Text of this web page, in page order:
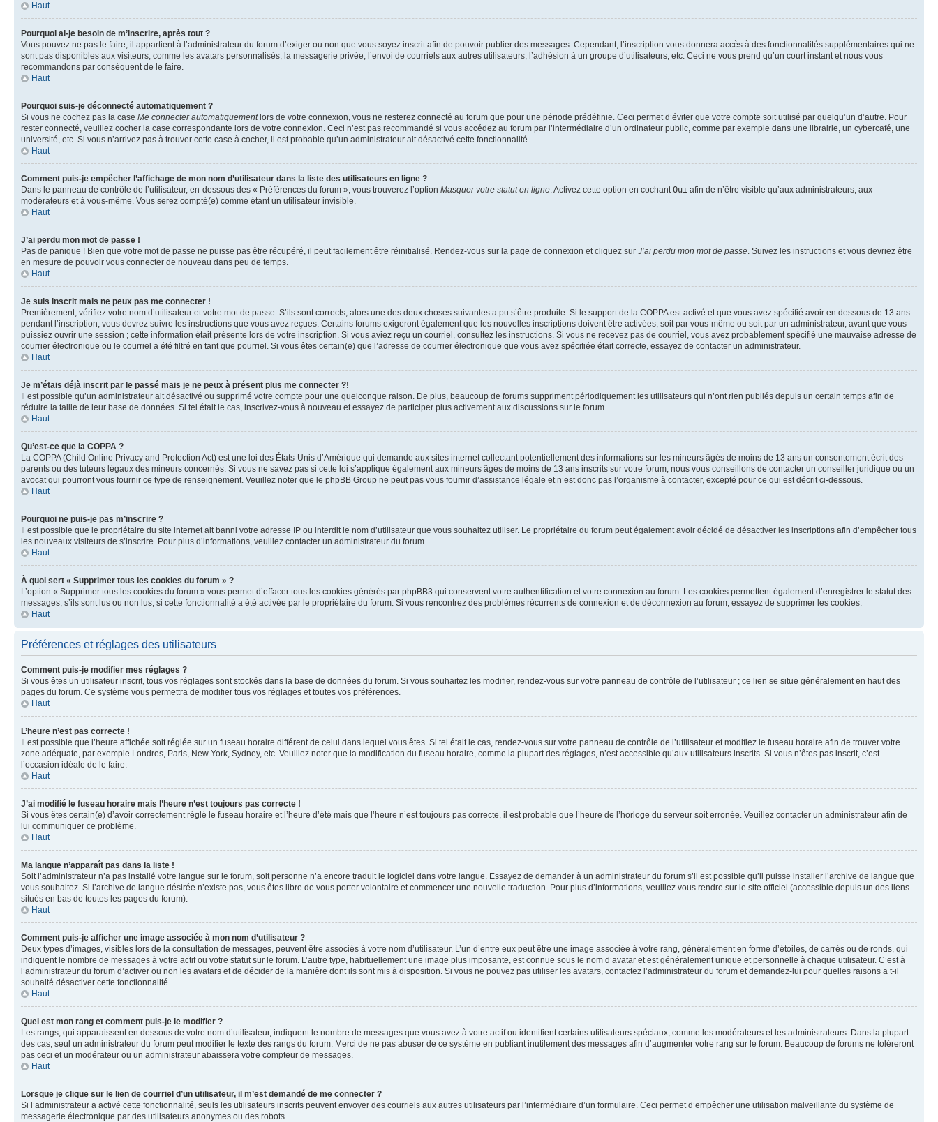
Haut
Pourquoi ai-je besoin de m’inscrire, après tout ?
Vous pouvez ne pas le faire, il appartient à l’administrateur du forum d’exiger ou non que vous soyez inscrit afin de pouvoir publier des messages. Cependant, l’inscription vous donnera accès à des fonctionnalités supplémentaires qui ne
sont pas disponibles aux visiteurs, comme les avatars personnalisés, la messagerie privée, l’envoi de courriels aux autres utilisateurs, l’adhésion à un groupe d’utilisateurs, etc. Ceci ne vous prend qu’un court instant et nous vous
recommandons par conséquent de le faire.
Haut
Pourquoi suis-je déconnecté automatiquement ?
Si vous ne cochez pas la case Me connecter automatiquementlors de votre connexion, vous ne resterez connecté au forum que pour une période prédéfinie. Ceci permet d’éviter que votre compte soit utilisé par quelqu’un d’autre. Pour
rester connecté, veuillez cocher la case correspondante lors de votre connexion. Ceci n’est pas recommandé si vous accédez au forum par l’intermédiaire d’un ordinateur public, comme par exemple dans une librairie, un cybercafé, une
université, etc. Si vous n’arrivez pas à trouver cette case à cocher, il est probable qu’un administrateur ait désactivé cette fonctionnalité.
Haut
Comment puis-je empêcher l’affichage de mon nom d’utilisateur dans la liste des utilisateurs en ligne ?
Dans le panneau de contrôle de l’utilisateur, en-dessous des « Préférences du forum », vous trouverez l’option Masquer votre statut en ligne. Activez cette option en cochantOui afin de n’être visible qu’aux administrateurs, aux
modérateurs et à vous-même. Vous serez compté(e) comme étant un utilisateur invisible.
Haut
J’ai perdu mon mot de passe !
Pas de panique ! Bien que votre mot de passe ne puisse pas être récupéré, il peut facilement être réinitialisé. Rendez-vous sur la page de connexion et cliquez sur J’ai perdu mon mot de passe. Suivez les instructions et vous devriez être
en mesure de pouvoir vous connecter de nouveau dans peu de temps.
Haut
Je suis inscrit mais ne peux pas me connecter !
Premièrement, vérifiez votre nom d’utilisateur et votre mot de passe. S’ils sont corrects, alors une des deux choses suivantes a pu s’être produite. Si le support de la COPPA est activé et que vous avez spécifié avoir en dessous de 13 ans
pendant l’inscription, vous devrez suivre les instructions que vous avez reçues. Certains forums exigeront également que les nouvelles inscriptions doivent être activées, soit par vous-même ou soit par un administrateur, avant que vous
puissiez ouvrir une session ; cette information était présente lors de votre inscription. Si vous aviez reçu un courriel, consultez les instructions. Si vous ne recevez pas de courriel, vous avez probablement spécifié une mauvaise adresse de
courrier électronique ou le courriel a été filtré en tant que pourriel. Si vous êtes certain(e) que l’adresse de courrier électronique que vous avez spécifiée était correcte, essayez de contacter un administrateur.
Haut
Je m’étais déjà inscrit par le passé mais je ne peux à présent plus me connecter ?!
Il est possible qu’un administrateur ait désactivé ou supprimé votre compte pour une quelconque raison. De plus, beaucoup de forums suppriment périodiquement les utilisateurs qui n’ont rien publiés depuis un certain temps afin de
réduire la taille de leur base de données. Si tel était le cas, inscrivez-vous à nouveau et essayez de participer plus activement aux discussions sur le forum.
Haut
Qu’est-ce que la COPPA ?
La COPPA (Child Online Privacy and Protection Act) est une loi des États-Unis d’Amérique qui demande aux sites internet collectant potentiellement des informations sur les mineurs âgés de moins de 13 ans un consentement écrit des
parents ou des tuteurs légaux des mineurs concernés. Si vous ne savez pas si cette loi s’applique également aux mineurs âgés de moins de 13 ans inscrits sur votre forum, nous vous conseillons de contacter un conseiller juridique ou un
avocat qui pourront vous fournir ce type de renseignement. Veuillez noter que le phpBB Group ne peut pas vous fournir d’assistance légale et n’est donc pas l’organisme à contacter, excepté pour ce qui est décrit ci-dessous.
Haut
Pourquoi ne puis-je pas m’inscrire ?
Il est possible que le propriétaire du site internet ait banni votre adresse IP ou interdit le nom d’utilisateur que vous souhaitez utiliser. Le propriétaire du forum peut également avoir décidé de désactiver les inscriptions afin d’empêcher tous
les nouveaux visiteurs de s’inscrire. Pour plus d’informations, veuillez contacter un administrateur du forum.
Haut
À quoi sert « Supprimer tous les cookies du forum » ?
L’option « Supprimer tous les cookies du forum » vous permet d’effacer tous les cookies générés par phpBB3 qui conservent votre authentification et votre connexion au forum. Les cookies permettent également d’enregistrer le statut des
messages, s’ils sont lus ou non lus, si cette fonctionnalité a été activée par le propriétaire du forum. Si vous rencontrez des problèmes récurrents de connexion et de déconnexion au forum, essayez de supprimer les cookies.
Haut
Préférences et réglages des utilisateurs
Comment puis-je modifier mes réglages ?
Si vous êtes un utilisateur inscrit, tous vos réglages sont stockés dans la base de données du forum. Si vous souhaitez les modifier, rendez-vous sur votre panneau de contrôle de l’utilisateur ; ce lien se situe généralement en haut des
pages du forum. Ce système vous permettra de modifier tous vos réglages et toutes vos préférences.
Haut
L’heure n’est pas correcte !
Il est possible que l’heure affichée soit réglée sur un fuseau horaire différent de celui dans lequel vous êtes. Si tel était le cas, rendez-vous sur votre panneau de contrôle de l’utilisateur et modifiez le fuseau horaire afin de trouver votre
zone adéquate, par exemple Londres, Paris, New York, Sydney, etc. Veuillez noter que la modification du fuseau horaire, comme la plupart des réglages, n’est accessible qu’aux utilisateurs inscrits. Si vous n’êtes pas inscrit, c’est
l’occasion idéale de le faire.
Haut
J’ai modifié le fuseau horaire mais l’heure n’est toujours pas correcte !
Si vous êtes certain(e) d’avoir correctement réglé le fuseau horaire et l’heure d’été mais que l’heure n’est toujours pas correcte, il est probable que l’heure de l’horloge du serveur soit erronée. Veuillez contacter un administrateur afin de
lui communiquer ce problème.
Haut
Ma langue n’apparaît pas dans la liste !
Soit l’administrateur n’a pas installé votre langue sur le forum, soit personne n’a encore traduit le logiciel dans votre langue. Essayez de demander à un administrateur du forum s’il est possible qu’il puisse installer l’archive de langue que
vous souhaitez. Si l’archive de langue désirée n’existe pas, vous êtes libre de vous porter volontaire et commencer une nouvelle traduction. Pour plus d’informations, veuillez vous rendre sur le site officiel (accessible depuis un des liens
situés en bas de toutes les pages du forum).
Haut
Comment puis-je afficher une image associée à mon nom d’utilisateur ?
Deux types d’images, visibles lors de la consultation de messages, peuvent être associés à votre nom d’utilisateur. L’un d’entre eux peut être une image associée à votre rang, généralement en forme d’étoiles, de carrés ou de ronds, qui
indiquent le nombre de messages à votre actif ou votre statut sur le forum. L’autre type, habituellement une image plus imposante, est connue sous le nom d’avatar et est généralement unique et personnelle à chaque utilisateur. C’est à
l’administrateur du forum d’activer ou non les avatars et de décider de la manière dont ils sont mis à disposition. Si vous ne pouvez pas utiliser les avatars, contactez l’administrateur du forum et demandez-lui pour quelles raisons a t-il
souhaité désactiver cette fonctionnalité.
Haut
Quel est mon rang et comment puis-je le modifier ?
Les rangs, qui apparaissent en dessous de votre nom d’utilisateur, indiquent le nombre de messages que vous avez à votre actif ou identifient certains utilisateurs spéciaux, comme les modérateurs et les administrateurs. Dans la plupart
des cas, seul un administrateur du forum peut modifier le texte des rangs du forum. Merci de ne pas abuser de ce système en publiant inutilement des messages afin d’augmenter votre rang sur le forum. Beaucoup de forums ne toléreront
pas ceci et un modérateur ou un administrateur abaissera votre compteur de messages.
Haut
Lorsque je clique sur le lien de courriel d’un utilisateur, il m’est demandé de me connecter ?
Si l’administrateur a activé cette fonctionnalité, seuls les utilisateurs inscrits peuvent envoyer des courriels aux autres utilisateurs par l’intermédiaire d’un formulaire. Ceci permet d’empêcher une utilisation malveillante du système de
messagerie électronique par des utilisateurs anonymes ou des robots.